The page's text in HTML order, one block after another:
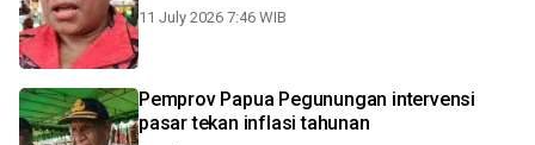
11 July 2026 7:46 WIB
Pemprov Papua Pegunungan intervensi
pasar tekan inflasi tahunan